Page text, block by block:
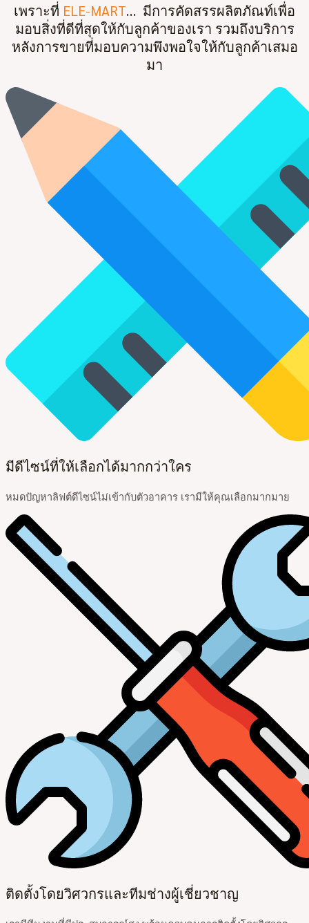
เพราะที่ ELE-MART… มีการคัดสรรผลิตภัณท์เพื่อ
มอบสิ่งที่ดีที่สุดให้กับลูกค้าของเรา รวมถึงบริการ
หลังการขายที่มอบความพึงพอใจให้กับลูกค้าเสมอ
มา
มีดีไซน์ที่ให้เลือกได้มากกว่าใคร
หมดปัญหาลิฟต์ดีไซน์ไม่เข้ากับตัวอาคาร เรามีให้คุณเลือกมากมาย
ติดตั้งโดยวิศวกรและทีมช่างผู้เชี่ยวชาญ